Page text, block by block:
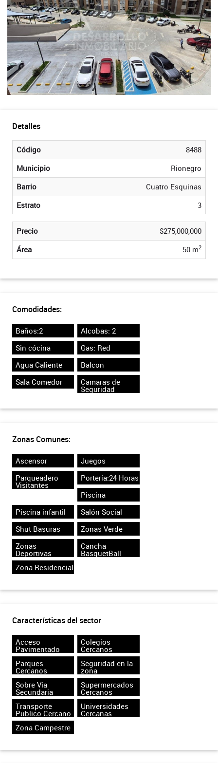
Detalles
Código
8488
Municipio
Rionegro
Barrio
Cuatro Esquinas
Estrato
3
Precio
$275,000,000
Área
50 m2
Comodidades:
Baños:2
Alcobas: 2
Sin cócina
Gas: Red
Agua Caliente
Balcon
Sala Comedor
Camaras de
Seguridad
Zonas Comunes:
Ascensor
Juegos
Parqueadero
Visitantes
Portería:24 Horas
Piscina
Piscina infantil
Salón Social
Shut Basuras
Zonas Verde
Zonas
Deportivas
Cancha
BasquetBall
Zona Residencial
Características del sector
Acceso
Pavimentado
Colegios
Cercanos
Parques
Cercanos
Seguridad en la
zona
Sobre Via
Secundaria
Supermercados
Cercanos
Transporte
Publico Cercano
Universidades
Cercanas
Zona Campestre